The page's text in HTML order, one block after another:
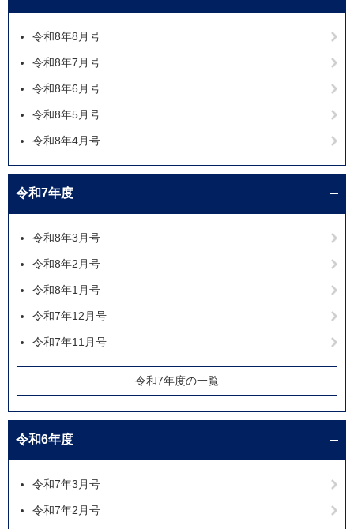
令和8年8月号
令和8年7月号
令和8年6月号
令和8年5月号
令和8年4月号
令和7年度
令和8年3月号
令和8年2月号
令和8年1月号
令和7年12月号
令和7年11月号
令和7年度の一覧
令和6年度
令和7年3月号
令和7年2月号